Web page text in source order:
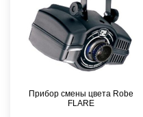
Прибор смены цвета Robe
FLARE